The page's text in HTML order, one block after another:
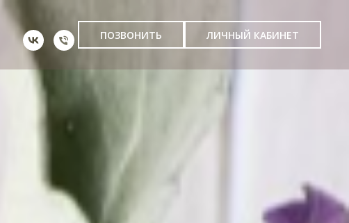
ПОЗВОНИТЬ ЛИЧНЫЙ КАБИНЕТ